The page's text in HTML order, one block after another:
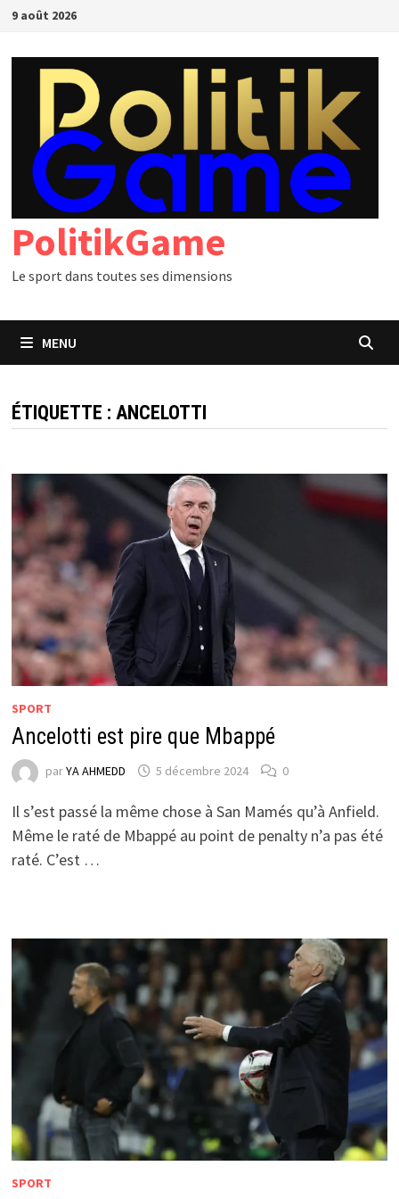
Passer
contenu
9 août 2026
PolitikGame
Le sport dans toutes ses dimensions
MENU
ÉTIQUETTE : ANCELOTTI
SPORT
Ancelotti est pire que Mbappé
parYA AHMEDD 5 décembre 2024 0
Il s’est passé la même chose à San Mamés qu’à Anfield.
Même le raté de Mbappé au point de penalty n’a pas été
raté. C’est …
SPORT